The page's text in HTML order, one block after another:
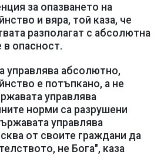
за опазването на
и вяра, той каза, че
разполагат с абсолютна
в опасност.
управлява абсолютно,
е потъпкано, а не
управлява
норми са разрушени
управлява
от своите граждани да
не Бога", каза